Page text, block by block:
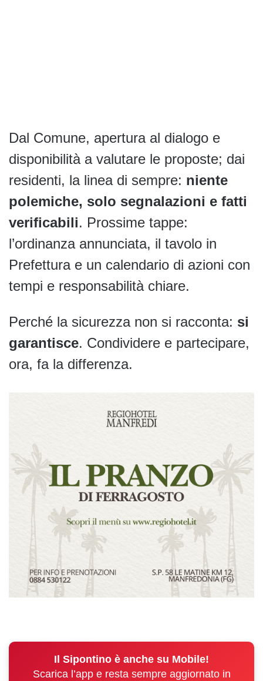
Dal Comune, apertura al dialogo e
disponibilità a valutare le proposte; dai
residenti, la linea di sempre: niente
polemiche, solo segnalazioni e fatti
verificabili. Prossime tappe:
l’ordinanza annunciata, il tavolo in
Prefettura e un calendario di azioni con
tempi e responsabilità chiare.
Perché la sicurezza non si racconta: si
garantisce. Condividere e partecipare,
ora, fa la differenza.
Il Sipontino è anche su Mobile!
Scarica l’app e resta sempre aggiornato in